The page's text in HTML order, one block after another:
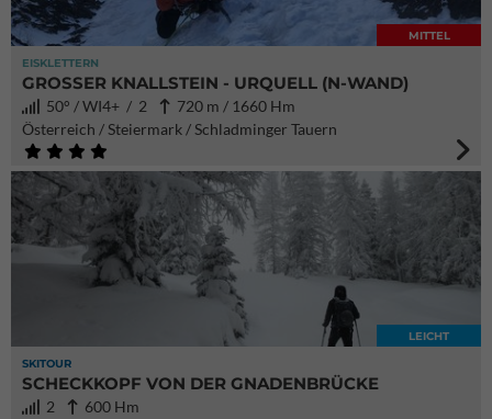
EISKLETTERN
MITTEL
GROSSER KNALLSTEIN - URQUELL (N-WAND)
50° / WI4+ / 2
720 m / 1660 Hm
Österreich / Steiermark / Schladminger Tauern
SKITOUR
LEICHT
SCHECKKOPF VON DER GNADENBRÜCKE
2
600 Hm